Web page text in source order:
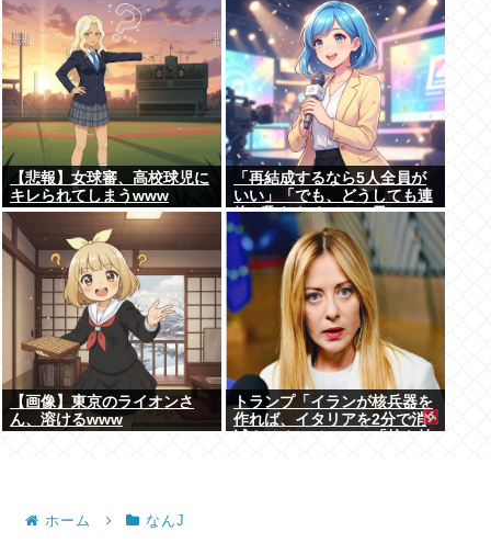
ーがセール中！BUNGO、
Harlem Beat、新テニスの王
子様、グラゼニ、シュート！
新たなる伝説などポイント還
元！
【悲報】女球審、高校球児に
キレられてしまうwww
「再結成するなら5人全員が
いい」「でも、どうしても連
絡が取れなくて…」元
ZONE・MIZUHO（38）が明
かす「19年ぶりに芸能界復
帰」した本当の理由
【画像】東京のライオンさ
ん、溶けるwww
トランプ「イランが核兵器を
作れば、イタリアを2分で消
ホーム なんJ